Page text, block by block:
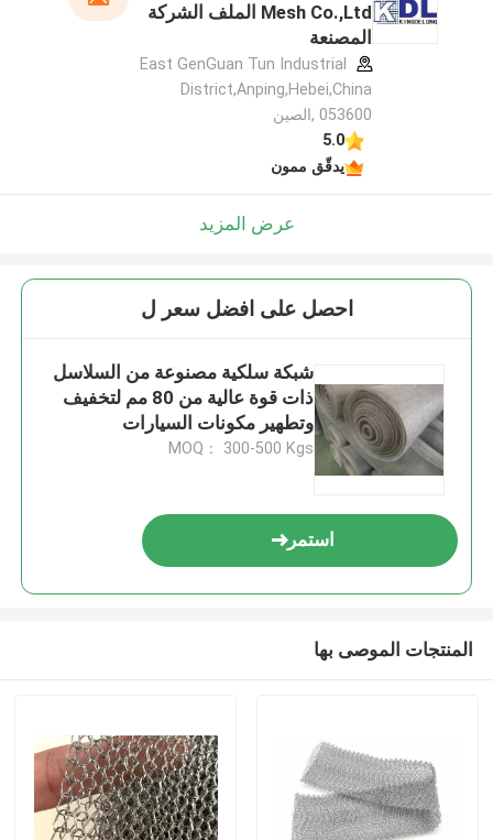
Mesh Co.,Ltd الملف الشركة
المصنعة
East GenGuan Tun Industrial
District,Anping,Hebei,China
053600 ,الصين
5.0
يدقّق ممون
عرض المزيد
احصل على افضل سعر ل
شبكة سلكية مصنوعة من السلاسل
ذات قوة عالية من 80 مم لتخفيف
وتطهير مكونات السيارات
MOQ： 300-500 Kgs
استمر
المنتجات الموصى بها